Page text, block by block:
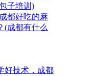
子培训)
都好吃的麻
(成都有什么
好技术，成都